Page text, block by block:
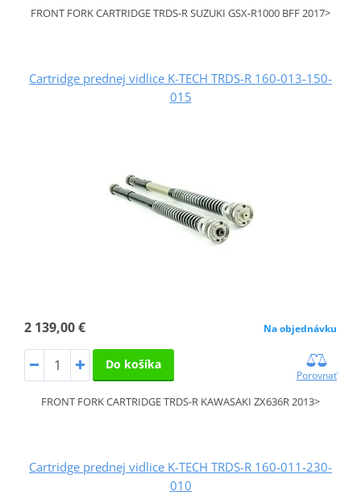
FRONT FORK CARTRIDGE TRDS-R SUZUKI GSX-R1000 BFF 2017>
Cartridge prednej vidlice K-TECH TRDS-R 160-013-150-
015
2 139,00 € Na objednávku
Do košíka
Porovnať
FRONT FORK CARTRIDGE TRDS-R KAWASAKI ZX636R 2013>
Cartridge prednej vidlice K-TECH TRDS-R 160-011-230-
010